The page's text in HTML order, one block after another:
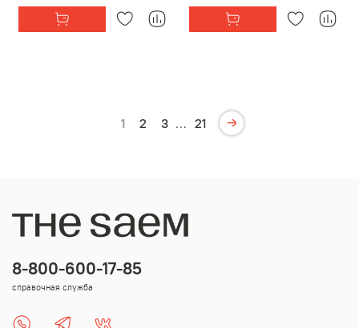
1 2 3 … 21
8-800-600-17-85
справочная служба